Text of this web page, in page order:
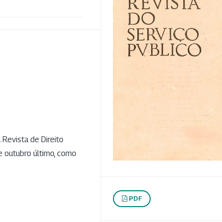
de Direito
outubro último, como
PDF